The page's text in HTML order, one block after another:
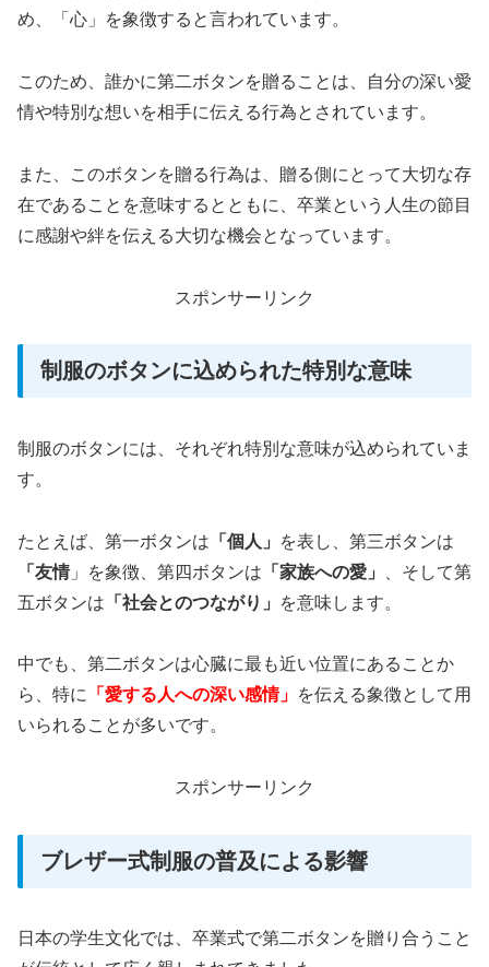
め、「心」を象徴すると言われています。
このため、誰かに第二ボタンを贈ることは、自分の深い愛
情や特別な想いを相手に伝える行為とされています。
また、このボタンを贈る行為は、贈る側にとって大切な存
在であることを意味するとともに、卒業という人生の節目
に感謝や絆を伝える大切な機会となっています。
スポンサーリンク
制服のボタンに込められた特別な意味
制服のボタンには、それぞれ特別な意味が込められていま
す。
たとえば、第一ボタンは 「個人」
を表し、第三ボタンは
「友情」を象徴、第四ボタンは 「家族への愛」
、そして第
五ボタンは 「社会とのつながり」 を意味します。
中でも、第二ボタンは心臓に最も近い位置にあることか
ら、特に
「愛する人への深い感情」 を伝える象徴として用
いられることが多いです。
スポンサーリンク
ブレザー式制服の普及による影響
日本の学生文化では、卒業式で第二ボタンを贈り合うこと